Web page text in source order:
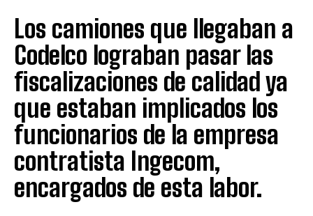
Los camiones que llegaban a
Codelco lograban pasar las
fiscalizaciones de calidad ya
que estaban implicados los
funcionarios de la empresa
contratista Ingecom,
encargados de esta labor.